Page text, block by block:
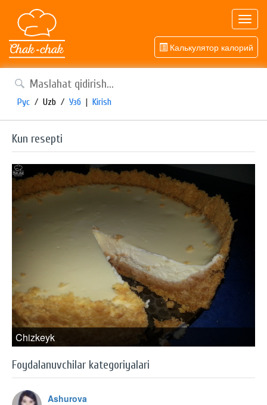
Калькулятор калорий
Рус / Uzb / Узб | Kirish
Kun resepti
Chizkeyk
Foydalanuvchilar kategoriyalari
Ashurova